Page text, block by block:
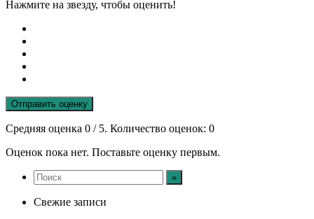
Нажмите на звезду, чтобы оценить!
Отправить оценку
Средняя оценка 0 / 5. Количество оценок: 0
Оценок пока нет. Поставьте оценку первым.
Свежие записи